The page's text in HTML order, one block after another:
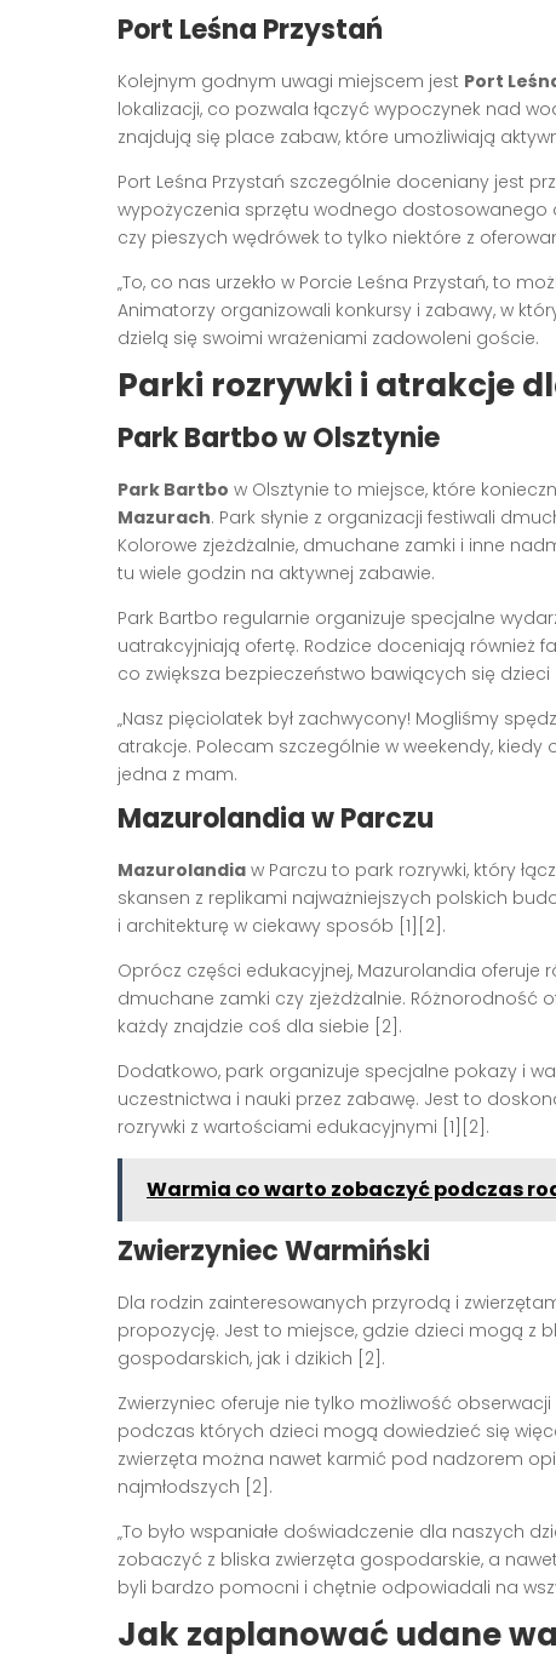
Port Leśna Przystań
Kolejnym godnym uwagi miejscem jest Port
lokalizacji, co pozwala łączyć wypoczynek nad
znajdują się place zabaw, które umożliwiają
Port Leśna Przystań szczególnie doceniany jest
wypożyczenia sprzętu wodnego dostosowanego
czy pieszych wędrówek to tylko niektóre z
„To, co nas urzekło w Porcie Leśna Przystań, to
Animatorzy organizowali konkursy i zabawy, w
dzielą się swoimi wrażeniami zadowoleni goście.
Parki rozrywki i atrakcje
Park Bartbo w Olsztynie
Park Bartbo w Olsztynie to miejsce, które
Mazurach. Park słynie z organizacji festiwali
Kolorowe zjeżdżalnie, dmuchane zamki i inne
tu wiele godzin na aktywnej zabawie.
Park Bartbo regularnie organizuje specjalne
uatrakcyjniają ofertę. Rodzice doceniają również
co zwiększa bezpieczeństwo bawiących się dzieci
„Nasz pięciolatek był zachwycony! Mogliśmy
atrakcje. Polecam szczególnie w weekendy,
jedna z mam.
Mazurolandia w Parczu
Mazurolandia w Parczu to park rozrywki, który
skansen z replikami najważniejszych polskich
i architekturę w ciekawy sposób [1][2].
Oprócz części edukacyjnej, Mazurolandia oferuje
dmuchane zamki czy zjeżdżalnie. Różnorodność
każdy znajdzie coś dla siebie [2].
Dodatkowo, park organizuje specjalne pokazy i
uczestnictwa i nauki przez zabawę. Jest to
rozrywki z wartościami edukacyjnymi [1][2].
Warmia co warto zobaczyć podczas
Zwierzyniec Warmiński
Dla rodzin zainteresowanych przyrodą i
propozycję. Jest to miejsce, gdzie dzieci mogą z
gospodarskich, jak i dzikich [2].
Zwierzyniec oferuje nie tylko możliwość
podczas których dzieci mogą dowiedzieć się
zwierzęta można nawet karmić pod nadzorem
najmłodszych [2].
„To było wspaniałe doświadczenie dla naszych
zobaczyć z bliska zwierzęta gospodarskie, a
byli bardzo pomocni i chętnie odpowiadali na
Jak zaplanować udane